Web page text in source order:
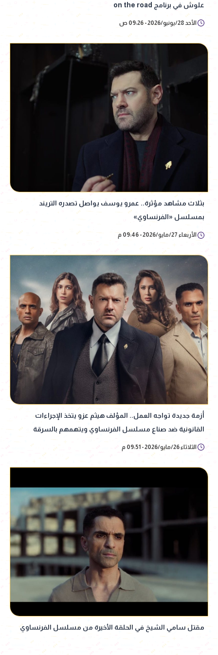
علوش في برنامج on the road
الأحد 28/يونيو/2026 - 09:26 ص
بثلاث مشاهد مؤثرة.. عمرو يوسف يواصل تصدره التريند
بمسلسل «الفرنساوي»
الأربعاء 27/مايو/2026 - 09:46 م
أزمة جديدة تواجه العمل.. المؤلف هيثم عزو يتخذ الإجراءات
القانونية ضد صناع مسلسل الفرنساوي ويتهمهم بالسرقة
الثلاثاء 26/مايو/2026 - 09:51 م
مقتل سامي الشيخ في الحلقة الأخيرة من مسلسل الفرنساوي